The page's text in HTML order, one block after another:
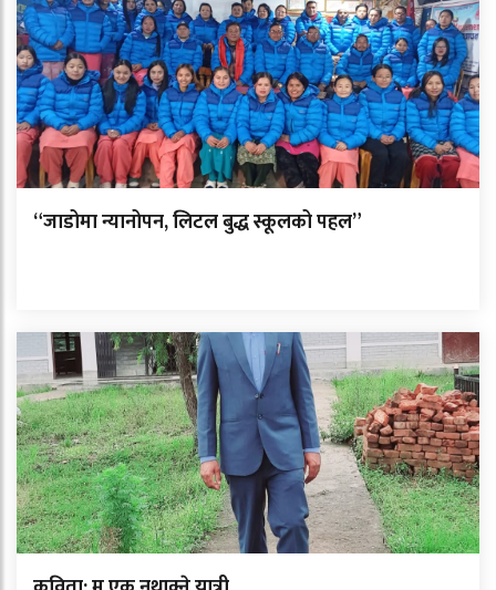
“जाडोमा न्यानोपन, लिटल बुद्ध स्कूलको पहल”